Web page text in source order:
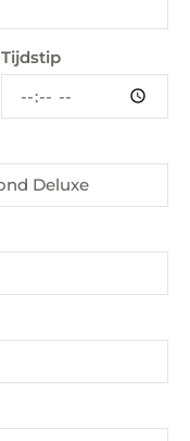
Tijdstip